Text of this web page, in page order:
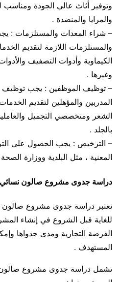
وتوفير أثاث عالي الجودة
والمرايا والمنضدة .
– شراء المعدات والمستلزمات :
والمستلزمات اللازمة لتقديم
الكيماوية وأدوات التصفيف
وغيرها .
– توظيف الموظفين : يجب
المدربين والمؤهلين لتقديم
الشعر ومتخصصي التجميل
بالجلد .
– الترخيص : يجب الحصول على
المعنية ، مثل البلدية ووزارة
دراسة جدوى مشروع صالون نسائي
تعتبر دراسة جدوى مشروع صالون
للغاية قبل الشروع في إنشاء
الفرصة التجارية ومدى جدواها
المستهدف .
تشمل دراسة جدوى مشروع صالون